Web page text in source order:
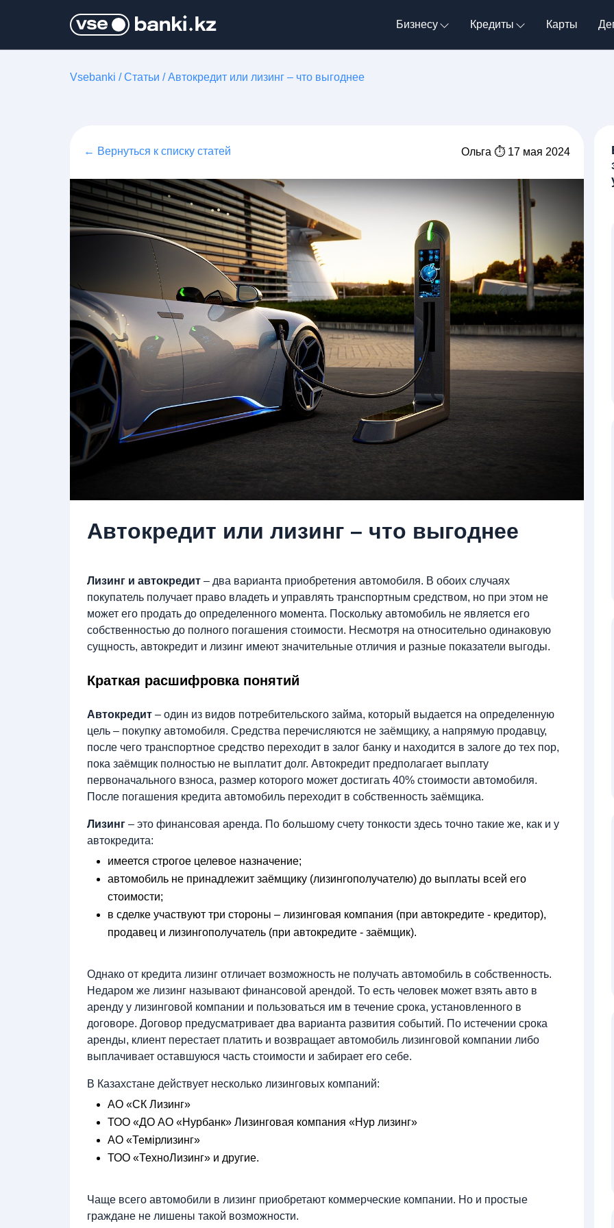
Бизнесу Кредиты Карты
Vsebanki /Статьи /Автокредит или лизинг – что выгоднее
← Вернуться к списку статей Ольга ⏱ 17 мая 2024
Автокредит или лизинг – что выгоднее
Лизинг и автокредит – два варианта приобретения автомобиля. В обоих случаях
покупатель получает право владеть и управлять транспортным средством, но при этом не
может его продать до определенного момента. Поскольку автомобиль не является его
собственностью до полного погашения стоимости. Несмотря на относительно одинаковую
сущность, автокредит и лизинг имеют значительные отличия и разные показатели выгоды.
Краткая расшифровка понятий
Автокредит – один из видов потребительского займа, который выдается на определенную
цель – покупку автомобиля. Средства перечисляются не заёмщику, а напрямую продавцу,
после чего транспортное средство переходит в залог банку и находится в залоге до тех пор,
пока заёмщик полностью не выплатит долг. Автокредит предполагает выплату
первоначального взноса, размер которого может достигать 40% стоимости автомобиля.
После погашения кредита автомобиль переходит в собственность заёмщика.
Лизинг – это финансовая аренда. По большому счету тонкости здесь точно такие же, как и у
автокредита:
имеется строгое целевое назначение;
автомобиль не принадлежит заёмщику (лизингополучателю) до выплаты всей его
стоимости;
в сделке участвуют три стороны – лизинговая компания (при автокредите - кредитор),
продавец и лизингополучатель (при автокредите - заёмщик).
Однако от кредита лизинг отличает возможность не получать автомобиль в собственность.
Недаром же лизинг называют финансовой арендой. То есть человек может взять авто в
аренду у лизинговой компании и пользоваться им в течение срока, установленного в
договоре. Договор предусматривает два варианта развития событий. По истечении срока
аренды, клиент перестает платить и возвращает автомобиль лизинговой компании либо
выплачивает оставшуюся часть стоимости и забирает его себе.
В Казахстане действует несколько лизинговых компаний:
АО «СК Лизинг»
ТОО «ДО АО «Нурбанк» Лизинговая компания «Нур лизинг»
АО «Темiрлизинг»
ТОО «ТехноЛизинг» и другие.
Чаще всего автомобили в лизинг приобретают коммерческие компании. Но и простые
граждане не лишены такой возможности.